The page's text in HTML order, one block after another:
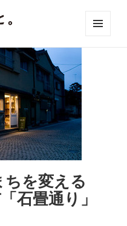
ちを変える
石畳通り」